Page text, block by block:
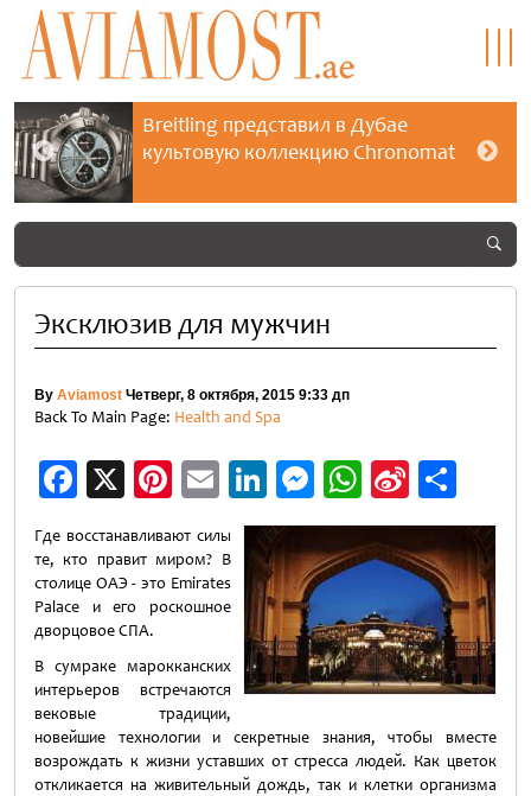
Breitling представил в Дубае
культовую коллекцию Chronomat
Эксклюзив для мужчин
By Aviamost Четверг, 8 октября, 2015 9:33 дп
Back To Main Page: Health and Spa
Facebook
X Pinterest
EmailLinkedIn
Messenger
WhatsApp
Sina
Weibo
Где восстанавливают силы
те, кто правит миром? В
столице ОАЭ - это Emirates
Palace и его роскошное
дворцовое СПА.
В сумраке марокканских
интерьеров встречаются
вековые традиции,
новейшие технологии и секретные знания, чтобы вместе
возрождать к жизни уставших от стресса людей. Как цветок
откликается на живительный дождь, так и клетки организма